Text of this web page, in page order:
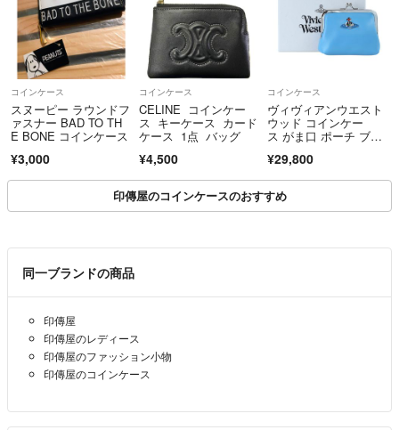
コインケース
スヌーピー ラウンドフ
ァスナー BAD TO TH
E BONE コインケース
¥3,000
コインケース
CELINE コインケー
ス キーケース カード
ケース 1点 バッグ
¥4,500
コインケース
ヴィヴィアンウエスト
ウッド コインケー
ス がま口 ポーチ ブル
¥29,800
印傳屋のコインケースのおすすめ
同一ブランドの商品
印傳屋
印傳屋のレディース
印傳屋のファッション小物
印傳屋のコインケース